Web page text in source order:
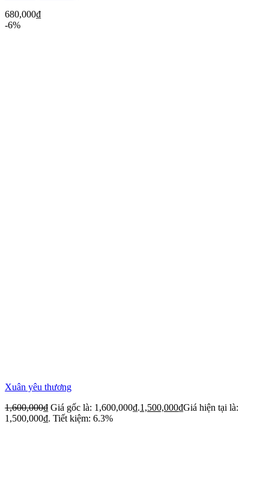
680,000₫
-6%
Xuân yêu thương
1,600,000₫ Giá gốc là: 1,600,000₫.1,500,000₫Giá hiện tại là:
1,500,000₫. Tiết kiệm: 6.3%